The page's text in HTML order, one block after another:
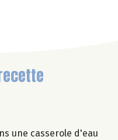
une casserole d'eau